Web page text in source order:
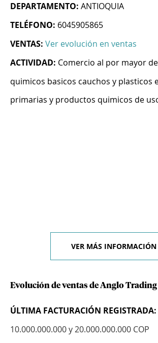
DEPARTAMENTO: ANTIOQUIA
TELÉFONO: 6045905865
VENTAS: Ver evolución en ventas
ACTIVIDAD: Comercio al por mayor
quimicos basicos cauchos y plasticos
primarias y productos quimicos de
VER MÁS INFORMACIÓN
Evolución de ventas de Anglo Trading
ÚLTIMA FACTURACIÓN REGISTRADA:
10.000.000.000 y 20.000.000.000 COP